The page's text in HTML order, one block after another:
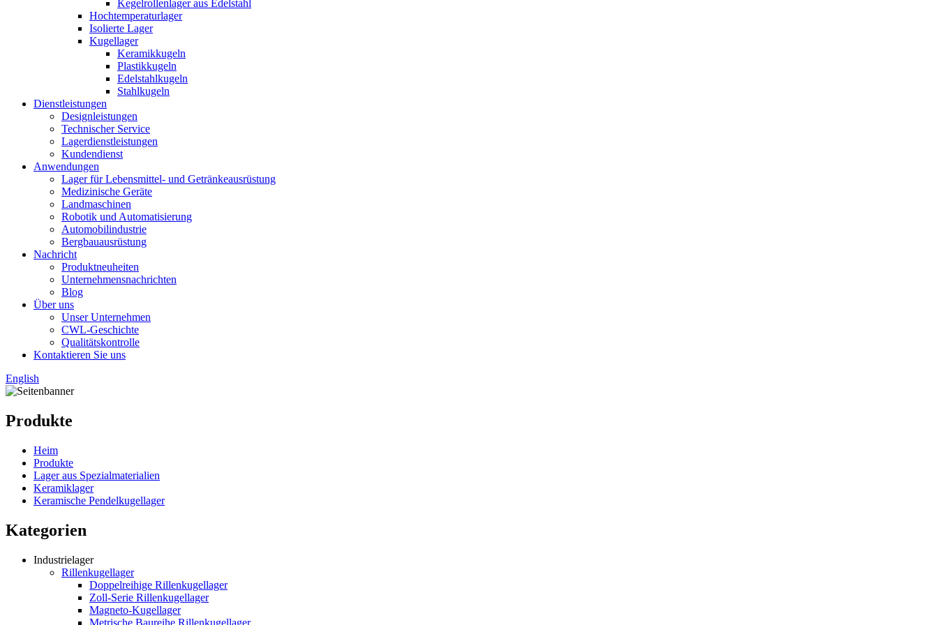
Kegelrollenlager aus Edelstahl
Hochtemperaturlager
Isolierte Lager
Kugellager
Keramikkugeln
Plastikkugeln
Edelstahlkugeln
Stahlkugeln
Dienstleistungen
Designleistungen
Technischer Service
Lagerdienstleistungen
Kundendienst
Anwendungen
Lager für Lebensmittel- und Getränkeausrüstung
Medizinische Geräte
Landmaschinen
Robotik und Automatisierung
Automobilindustrie
Bergbauausrüstung
Nachricht
Produktneuheiten
Unternehmensnachrichten
Blog
Über uns
Unser Unternehmen
CWL-Geschichte
Qualitätskontrolle
Kontaktieren Sie uns
English
Produkte
Heim
Produkte
Lager aus Spezialmaterialien
Keramiklager
Keramische Pendelkugellager
Kategorien
Industrielager
Rillenkugellager
Doppelreihige Rillenkugellager
Zoll-Serie Rillenkugellager
Magneto-Kugellager
Metrische Baureihe Rillenkugellager